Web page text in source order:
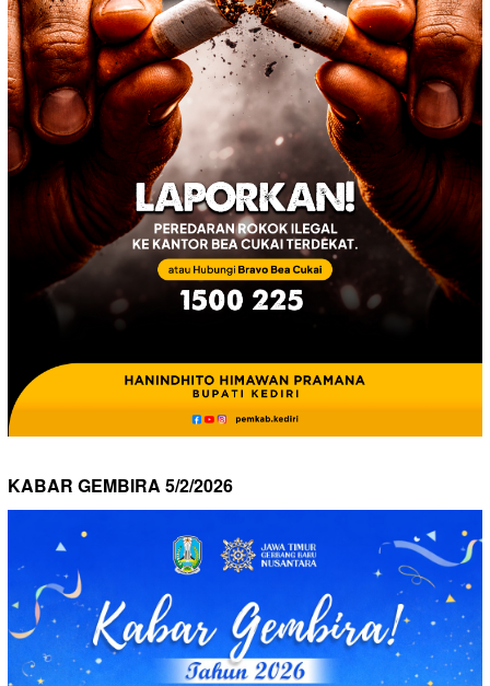
KABAR GEMBIRA 5/2/2026